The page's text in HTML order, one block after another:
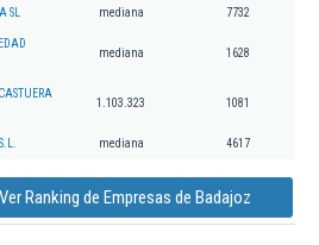
SL mediana 7732
mediana 1628
1.103.323 1081
mediana 4617
Ver Ranking de Empresas de Badajoz